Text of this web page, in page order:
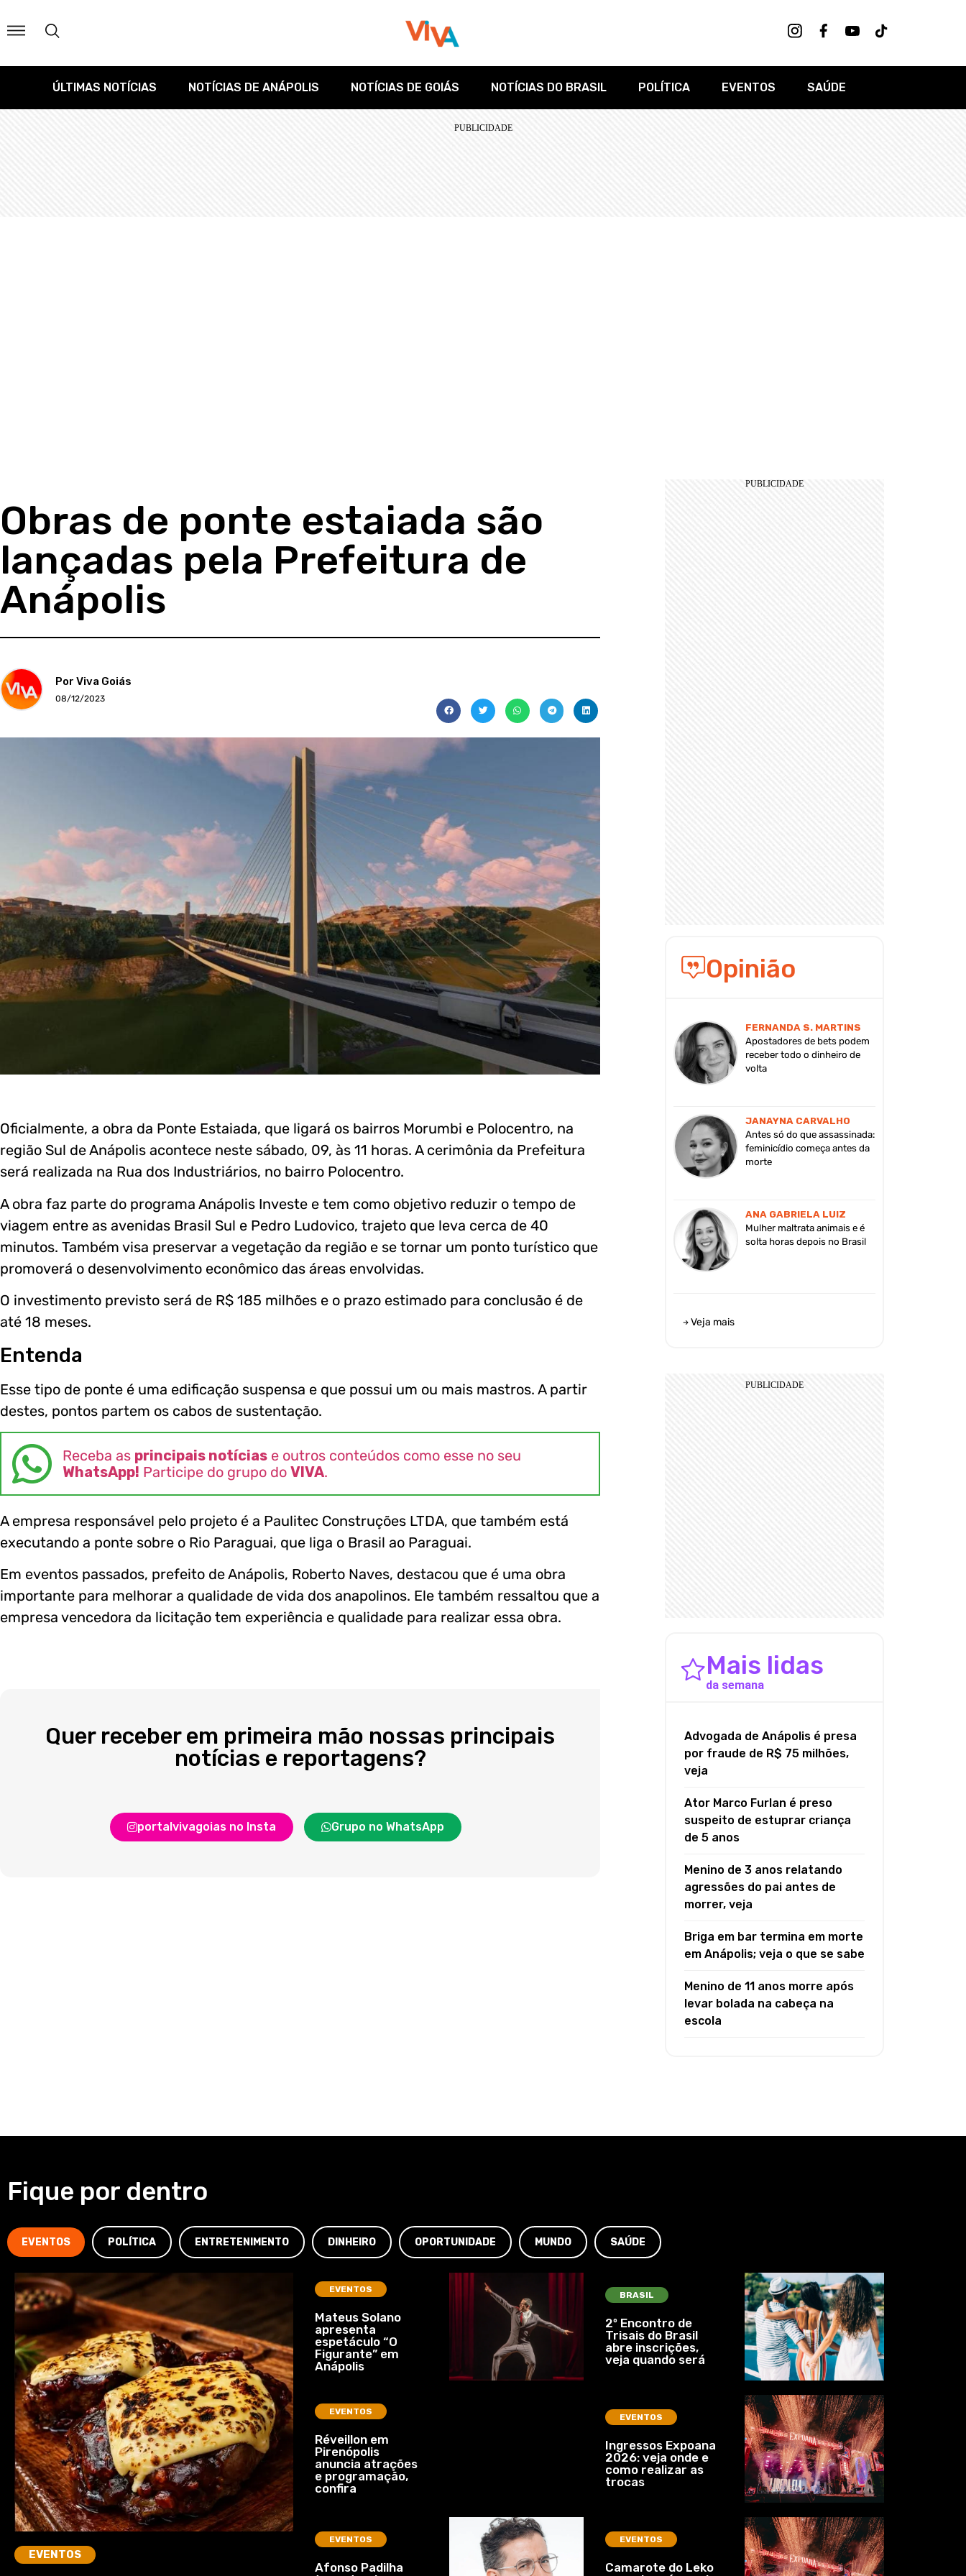
ÚLTIMAS NOTÍCIAS NOTÍCIAS DE ANÁPOLIS NOTÍCIAS DE GOIÁS NOTÍCIAS DO BRASIL POLÍTICA EVENTOS SAÚDE
Obras de ponte estaiada são
lançadas pela Prefeitura de
Anápolis
Por Viva Goiás
08/12/2023
Oficialmente, a obra da Ponte Estaiada, que ligará os bairros Morumbi e Polocentro, na
região Sul de Anápolis acontece neste sábado, 09, às 11 horas. A cerimônia da Prefeitura
será realizada na Rua dos Industriários, no bairro Polocentro.
A obra faz parte do programa Anápolis Investe e tem como objetivo reduzir o tempo de
viagem entre as avenidas Brasil Sul e Pedro Ludovico, trajeto que leva cerca de 40
minutos. Também visa preservar a vegetação da região e se tornar um ponto turístico que
promoverá o desenvolvimento econômico das áreas envolvidas.
O investimento previsto será de R$ 185 milhões e o prazo estimado para conclusão é de
até 18 meses.
Entenda
Esse tipo de ponte é uma edificação suspensa e que possui um ou mais mastros. A partir
destes, pontos partem os cabos de sustentação.
Receba as principais notícias e outros conteúdos como esse no seu
WhatsApp! Participe do grupo do VIVA.
A empresa responsável pelo projeto é a Paulitec Construções LTDA, que também está
executando a ponte sobre o Rio Paraguai, que liga o Brasil ao Paraguai.
Em eventos passados, prefeito de Anápolis, Roberto Naves, destacou que é uma obra
importante para melhorar a qualidade de vida dos anapolinos. Ele também ressaltou que a
empresa vencedora da licitação tem experiência e qualidade para realizar essa obra.
Quer receber em primeira mão nossas principais
notícias e reportagens?
portalvivagoias no Insta Grupo no WhatsApp
Opinião
FERNANDA S. MARTINS
Apostadores de bets podem
receber todo o dinheiro de
volta
JANAYNA CARVALHO
Antes só do que assassinada:
feminicídio começa antes da
morte
ANA GABRIELA LUIZ
Mulher maltrata animais e é
solta horas depois no Brasil
Veja mais
Mais lidas
da semana
Advogada de Anápolis é presa
por fraude de R$ 75 milhões,
veja
Ator Marco Furlan é preso
suspeito de estuprar criança
de 5 anos
Menino de 3 anos relatando
agressões do pai antes de
morrer, veja
Briga em bar termina em morte
em Anápolis; veja o que se sabe
Menino de 11 anos morre após
levar bolada na cabeça na
escola
Fique por dentro
EVENTOS POLÍTICA ENTRETENIMENTO DINHEIRO OPORTUNIDADE MUNDO SAÚDE
EVENTOS
EVENTOS
Mateus Solano
apresenta
espetáculo “O
Figurante” em
Anápolis
EVENTOS
Réveillon em
Pirenópolis
anuncia atrações
e programação,
confira
EVENTOS
Afonso Padilha
BRASIL
2º Encontro de
Trisais do Brasil
abre inscrições,
veja quando será
EVENTOS
Ingressos Expoana
2026: veja onde e
como realizar as
trocas
EVENTOS
Camarote do Leko